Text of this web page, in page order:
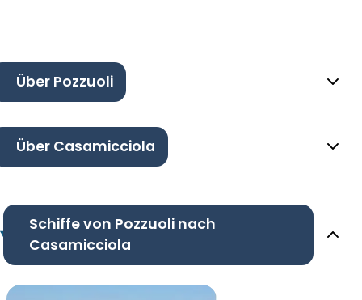
Über Pozzuoli
Über Casamicciola
Schiffe von Pozzuoli nach
Casamicciola